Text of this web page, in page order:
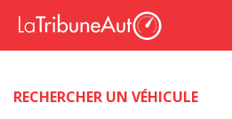
RECHERCHER UN VÉHICULE